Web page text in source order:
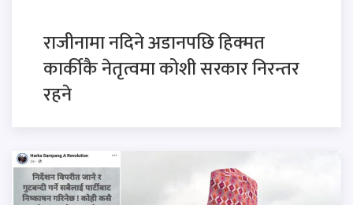
राजीनामा नदिने अडानपछि हिक्मत
कार्कीकै नेतृत्वमा कोशी सरकार निरन्तर
रहने